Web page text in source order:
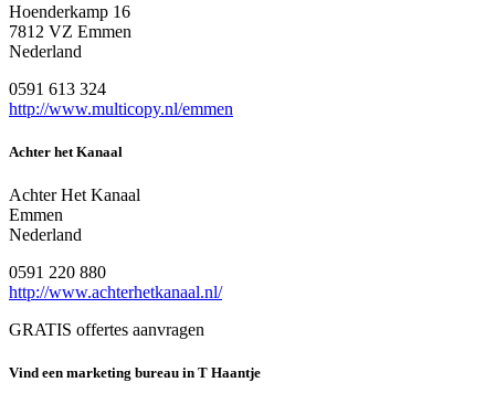
Hoenderkamp 16
7812 VZ Emmen
Nederland
0591 613 324
http://www.multicopy.nl/emmen
Achter het Kanaal
Achter Het Kanaal
Emmen
Nederland
0591 220 880
http://www.achterhetkanaal.nl/
GRATIS offertes aanvragen
Vind een marketing bureau in T Haantje